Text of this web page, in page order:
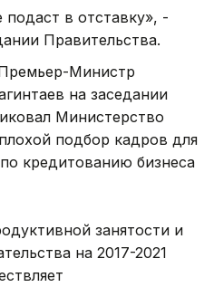
в отставку», -
Правительства.
Министр
на заседании
Министерство
подбор кадров для
кредитованию бизнеса
занятости и
на 2017-2021